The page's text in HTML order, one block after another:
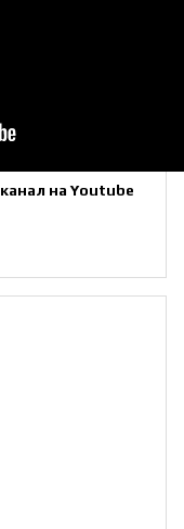
канал на Youtube